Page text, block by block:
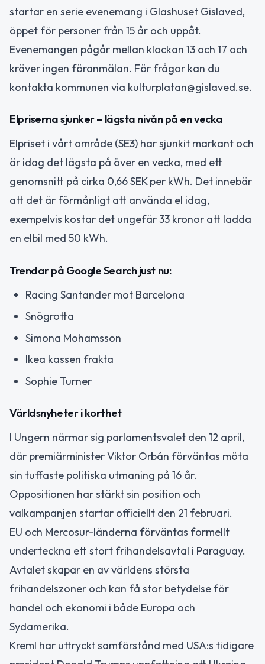
startar en serie evenemang i Glashuset Gislaved,
öppet för personer från 15 år och uppåt.
Evenemangen pågår mellan klockan 13 och 17 och
kräver ingen föranmälan. För frågor kan du
kontakta kommunen via kulturplatan@gislaved.se.
Elpriserna sjunker – lägsta nivån på en vecka
Elpriset i vårt område (SE3) har sjunkit markant och
är idag det lägsta på över en vecka, med ett
genomsnitt på cirka 0,66 SEK per kWh. Det innebär
att det är förmånligt att använda el idag,
exempelvis kostar det ungefär 33 kronor att ladda
en elbil med 50 kWh.
Trendar på Google Search just nu:
Racing Santander mot Barcelona
Snögrotta
Simona Mohamsson
Ikea kassen frakta
Sophie Turner
Världsnyheter i korthet
I Ungern närmar sig parlamentsvalet den 12 april,
där premiärminister Viktor Orbán förväntas möta
sin tuffaste politiska utmaning på 16 år.
Oppositionen har stärkt sin position och
valkampanjen startar officiellt den 21 februari.
EU och Mercosur-länderna förväntas formellt
underteckna ett stort frihandelsavtal i Paraguay.
Avtalet skapar en av världens största
frihandelszoner och kan få stor betydelse för
handel och ekonomi i både Europa och
Sydamerika.
Kreml har uttryckt samförstånd med USA:s tidigare